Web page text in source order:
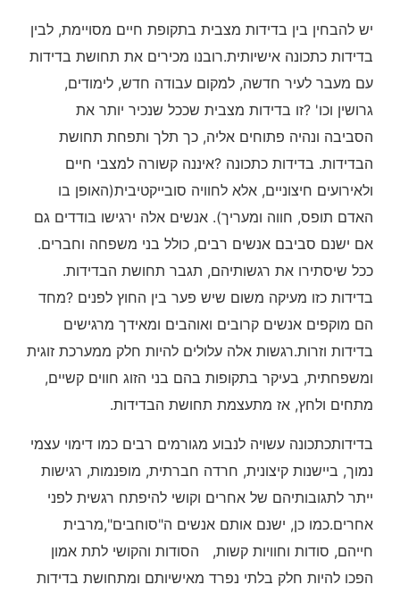
יש להבחין בין בדידות מצבית בתקופת חיים מסויימת, לבין
בדידות כתכונה אישיותית.רובנו מכירים את תחושת בדידות
עם מעבר לעיר חדשה, למקום עבודה חדש, לימודים,
גרושין וכו' ?זו בדידות מצבית שככל שנכיר יותר את
הסביבה ונהיה פתוחים אליה, כך תלך ותפחת תחושת
הבדידות. בדידות כתכונה ?איננה קשורה למצבי חיים
ולאירועים חיצוניים, אלא לחוויה סובייקטיבית(האופן בו
האדם תופס, חווה ומעריך). אנשים אלה ירגישו בודדים גם
אם ישנם סביבם אנשים רבים, כולל בני משפחה וחברים.
ככל שיסתירו את רגשותיהם, תגבר תחושת הבדידות.
בדידות כזו מעיקה משום שיש פער בין החוץ לפנים ?מחד
הם מוקפים אנשים קרובים ואוהבים ומאידך מרגישים
בדידות וזרות.רגשות אלה עלולים להיות חלק ממערכת זוגית
ומשפחתית, בעיקר בתקופות בהם בני הזוג חווים קשיים,
מתחים ולחץ, אז מתעצמת תחושת הבדידות.
בדידותכתכונה עשויה לנבוע מגורמים רבים כמו דימוי עצמי
נמוך, ביישנות קיצונית, חרדה חברתית, מופנמות, רגישות
ייתר לתגובותיהם של אחרים וקושי להיפתח רגשית לפני
אחרים.כמו כן, ישנם אותם אנשים ה"סוחבים",מרבית
חייהם, סודות וחוויות קשות, הסודות והקושי לתת אמון
הפכו להיות חלק בלתי נפרד מאישיותם ומתחושת בדידות